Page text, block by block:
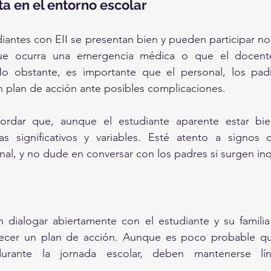
en el entorno escolar
con EII se presentan bien y pueden participar
ocurra una emergencia médica o que el
obstante, es importante que el personal, los
plan de acción ante posibles complicaciones.
que, aunque el estudiante aparente estar
significativos y variables. Esté atento a signos
y no dude en conversar con los padres si surgen
dialogar abiertamente con el estudiante y su
un plan de acción. Aunque es poco probable
la jornada escolar, deben mantenerse